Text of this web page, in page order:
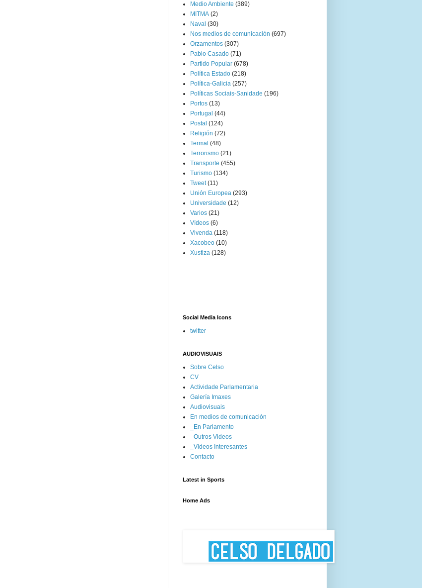
Medio Ambiente (389)
MITMA (2)
Naval (30)
Nos medios de comunicación (697)
Orzamentos (307)
Pablo Casado (71)
Partido Popular (678)
Política Estado (218)
Política-Galicia (257)
Políticas Sociais-Sanidade (196)
Portos (13)
Portugal (44)
Postal (124)
Religión (72)
Termal (48)
Terrorismo (21)
Transporte (455)
Turismo (134)
Tweet (11)
Unión Europea (293)
Universidade (12)
Varios (21)
Vídeos (6)
Vivenda (118)
Xacobeo (10)
Xustiza (128)
Social Media Icons
twitter
AUDIOVISUAIS
Sobre Celso
CV
Actividade Parlamentaria
Galería Imaxes
Audiovisuais
En medios de comunicación
_En Parlamento
_Outros Videos
_Videos Interesantes
Contacto
Latest in Sports
Home Ads